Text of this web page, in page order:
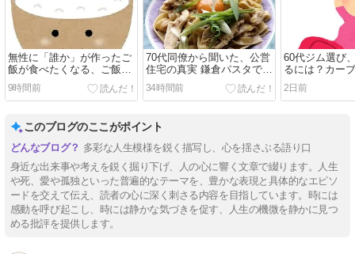
無性に「誰か」が作ったご
飯が食べたくなる、ご飯の
お供
9時間前
70代同僚から聞いた、公営
住宅の真実 鎌倉パスタでラ
ンチ
34時間前
60代ジム選び
るには？カー
ザップ、総合
2日前
このブログのここがポイント
多彩な人生模様を鋭く描写し、心を揺さぶる語り口
身近な出来事や考えを鋭く掘り下げ、人の心に響く文章で綴ります。人生
や死、愛や孤独といった普遍的なテーマを、豊かな表現と具体的なエピソ
ードを交えて伝え、読者の心に深く刺さる内容を目指しています。時には
感動を呼び起こし、時には静かな気づきを促す、人生の機微を静かに見つ
める批評を提供します。